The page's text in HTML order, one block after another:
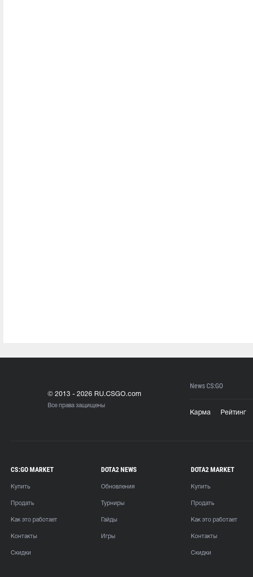
© 2013 - 2026 RU.CSGO.com
Все права защищены
News CS:GO
Карма Рейтинг
CS:GO MARKET
Купить
Продать
Как это работает
Контакты
Скидки
DOTA2 NEWS
Обновления
Турниры
Гайды
Игры
DOTA2 MARKET
Купить
Продать
Как это работает
Контакты
Скидки